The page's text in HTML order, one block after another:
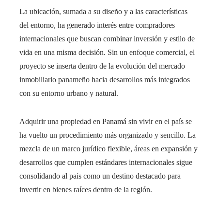
La ubicación, sumada a su diseño y a las características
del entorno, ha generado interés entre compradores
internacionales que buscan combinar inversión y estilo de
vida en una misma decisión. Sin un enfoque comercial, el
proyecto se inserta dentro de la evolución del mercado
inmobiliario panameño hacia desarrollos más integrados
con su entorno urbano y natural.
Adquirir una propiedad en Panamá sin vivir en el país se
ha vuelto un procedimiento más organizado y sencillo. La
mezcla de un marco jurídico flexible, áreas en expansión y
desarrollos que cumplen estándares internacionales sigue
consolidando al país como un destino destacado para
invertir en bienes raíces dentro de la región.